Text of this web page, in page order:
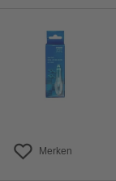
Merken